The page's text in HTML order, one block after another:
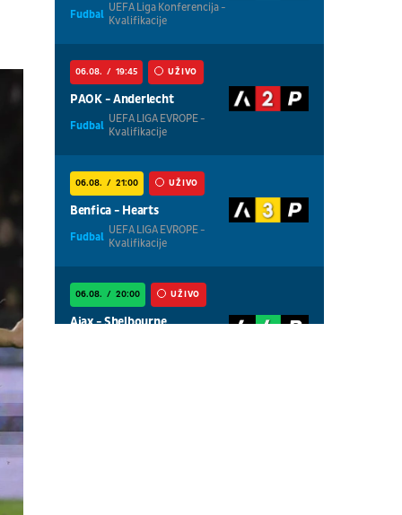
Fudbal UEFA Liga Konferencija -
Kvalifikacije
06.08. 19:45 UŽIVO
PAOK - Anderlecht
Fudbal UEFA LIGA EVROPE -
Kvalifikacije
06.08. 21:00 UŽIVO
Benfica - Hearts
Fudbal UEFA LIGA EVROPE -
Kvalifikacije
06.08. 20:00 UŽIVO
Ajax - Shelbourne